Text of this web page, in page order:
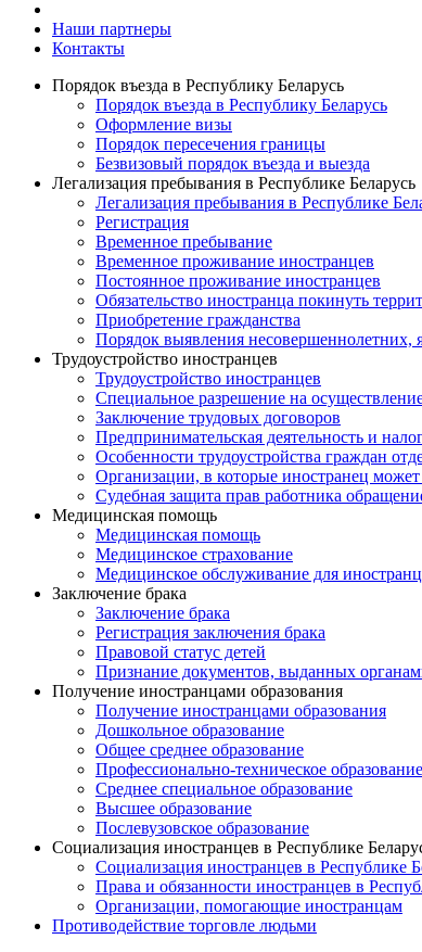
Наши партнеры
Контакты
Порядок въезда в Республику Беларусь
Порядок въезда в Республику Беларусь
Оформление визы
Порядок пересечения границы
Безвизовый порядок въезда и выезда
Легализация пребывания в Республике Беларусь
Легализация пребывания в Республике
Регистрация
Временное пребывание
Временное проживание иностранцев
Постоянное проживание иностранцев
Обязательство иностранца покинуть
Приобретение гражданства
Порядок выявления
Трудоустройство иностранцев
Трудоустройство иностранцев
Специальное разрешение на
Заключение трудовых договоров
Предпринимательская деятельность и
Особенности трудоустройства граждан
Организации, в которые иностранец
Судебная защита прав работника
Медицинская помощь
Медицинская помощь
Медицинское страхование
Медицинское обслуживание для
Заключение брака
Заключение брака
Регистрация заключения брака
Правовой статус детей
Признание документов, выданных
Получение иностранцами образования
Получение иностранцами образования
Дошкольное образование
Общее среднее образование
Профессионально-техническое образование
Среднее специальное образование
Высшее образование
Послевузовское образование
Социализация иностранцев в Республике
Социализация иностранцев в Республике
Права и обязанности иностранцев в
Oрганизации, помогающие иностранцам
Противодействие торговле людьми